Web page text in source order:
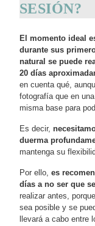
SESIÓN?
El momento ideal
durante sus
natural se puede
20 días
en cuenta qué,
fotografía que en
misma base para
Es decir,
duerma
mantenga su
Por ello, es
días a no ser que
realizar antes,
sea posible y se
llevará a cabo entre